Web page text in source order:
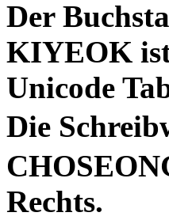
Der
KIYEOK ist
Unicode
Die
Rechts.